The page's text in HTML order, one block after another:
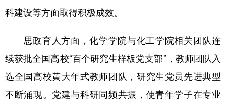
科建设等方面取得积极成效。
思政育人方面，化学学院与化工学院相关团队连
续获批全国高校“百个研究生样板党支部”，教师团队入
选全国高校黄大年式教师团队，研究生党员先进典型
不断涌现。党建与科研同频共振，使青年学子在专业